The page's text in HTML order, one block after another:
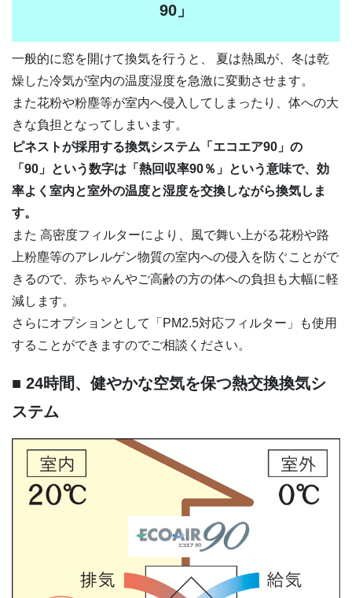
90」
一般的に窓を開けて換気を行うと、 夏は熱風が、冬は乾
燥した冷気が室内の温度湿度を急激に変動させます。
また花粉や粉塵等が室内へ侵入してしまったり、体への大
きな負担となってしまいます。
ピネストが採用する換気システム「エコエア90」の
「90」という数字は「熱回収率90％」という意味で、効
率よく室内と室外の温度と湿度を交換しながら換気しま
す。
また 高密度フィルターにより、風で舞い上がる花粉や路
上粉塵等のアレルゲン物質の室内への侵入を防ぐことがで
きるので、赤ちゃんやご高齢の方の体への負担も大幅に軽
減します。
さらにオプションとして「PM2.5対応フィルター」も使用
することができますのでご相談ください。
■ 24時間、健やかな空気を保つ熱交換換気シ
ステム